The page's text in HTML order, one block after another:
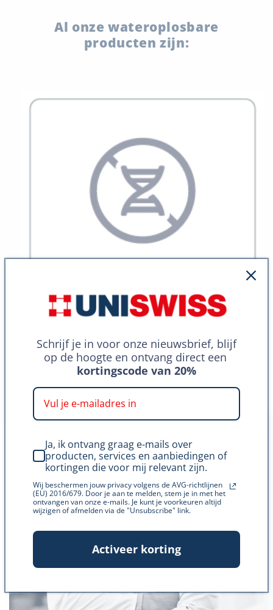
Al onze wateroplosbare
producten zijn:
1/van
7
Schrijf je in voor onze nieuwsbrief, blijf
op de hoogte en ontvang direct een
kortingscode van 20%
Ja, ik ontvang graag e-mails over
producten, services en aanbiedingen of
kortingen die voor mij relevant zijn.
Wij beschermen jouw privacy volgens de AVG-richtlijnen
(EU) 2016/679. Door je aan te melden, stem je in met het
ontvangen van onze e-mails. Je kunt je voorkeuren altijd
wijzigen of afmelden via de "Unsubscribe" link.
Activeer korting